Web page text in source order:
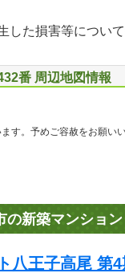
した損害等につい
番 周辺地図情報
す。予めご容赦をお願いい
の新築マンション
八王子高尾 第4